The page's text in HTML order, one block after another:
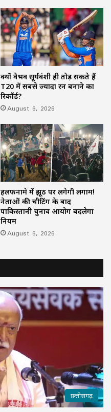
क्यों वैभव सूर्यवंशी ही तोड़ सकते हैं
T20 में सबसे ज्यादा रन बनाने का
रिकॉर्ड?
August 6, 2026
हलफनामे में झूठ पर लगेगी लगाम!
नेताओं की चीटिंग के बाद
पाकिस्तानी चुनाव आयोग बदलेगा
नियम
August 6, 2026
छत्तीसगढ़